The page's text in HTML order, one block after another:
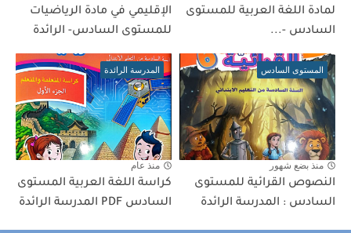
لمادة اللغة العربية للمستوى
السادس -...
الإقليمي في مادة الرياضيات
للمستوى السادس- الرائدة
المستوى السادس
منذ بضع شهور
النصوص القرائية للمستوى
السادس : المدرسة الرائدة
المدرسة الرائدة
منذ عام
كراسة اللغة العربية المستوى
السادس PDF المدرسة الرائدة